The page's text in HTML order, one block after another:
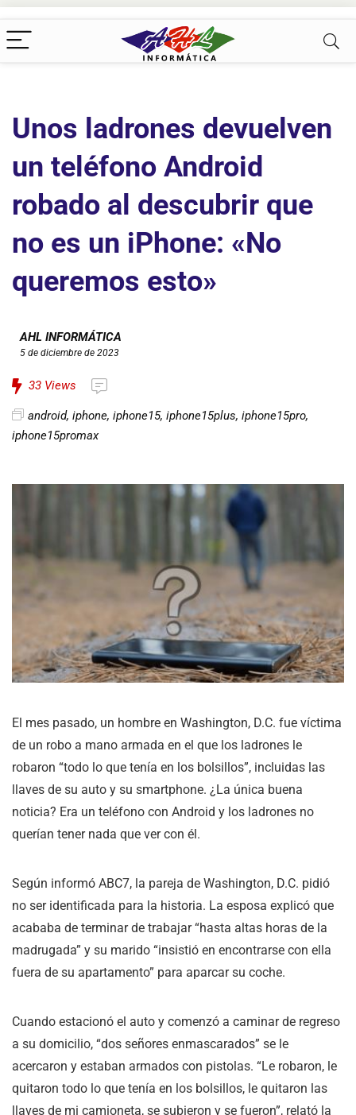
Unos ladrones devuelven
un teléfono Android
robado al descubrir que
no es un iPhone: «No
queremos esto»
AHL INFORMÁTICA
5 de diciembre de 2023
33 Views
android, iphone, iphone15, iphone15plus, iphone15pro,
iphone15promax
El mes pasado, un hombre en Washington, D.C. fue víctima
de un robo a mano armada en el que los ladrones le
robaron “todo lo que tenía en los bolsillos”, incluidas las
llaves de su auto y su smartphone. ¿La única buena
noticia? Era un teléfono con Android y los ladrones no
querían tener nada que ver con él.
Según informó ABC7, la pareja de Washington, D.C. pidió
no ser identificada para la historia. La esposa explicó que
acababa de terminar de trabajar “hasta altas horas de la
madrugada” y su marido “insistió en encontrarse con ella
fuera de su apartamento” para aparcar su coche.
Cuando estacionó el auto y comenzó a caminar de regreso
a su domicilio, “dos señores enmascarados” se le
acercaron y estaban armados con pistolas. “Le robaron, le
quitaron todo lo que tenía en los bolsillos, le quitaron las
llaves de mi camioneta, se subieron y se fueron”, relató la